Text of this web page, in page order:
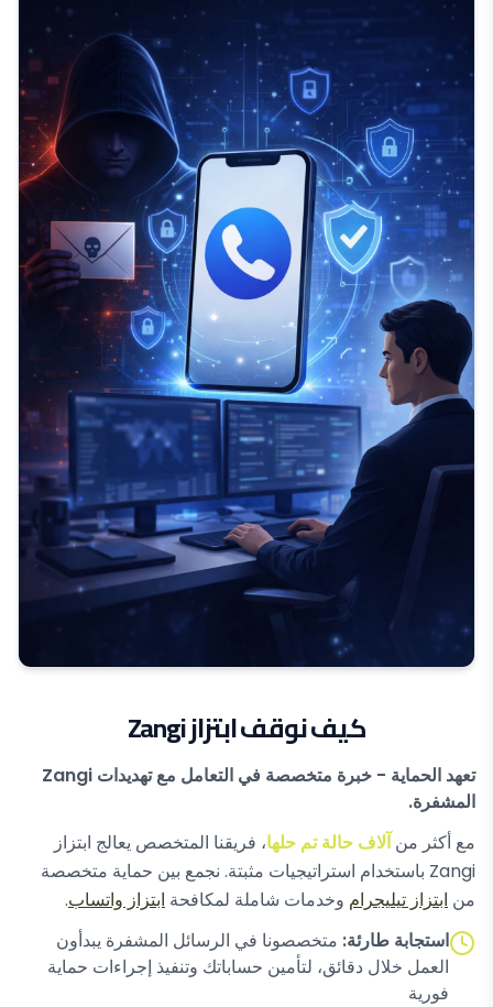
كيف نوقف ابتزاز Zangi
تعهد الحماية - خبرة متخصصة في التعامل مع تهديدات Zangi
المشفرة.
مع أكثر من آلاف حالة تم حلها، فريقنا المتخصص يعالج ابتزاز
Zangi باستخدام استراتيجيات مثبتة. نجمع بين حماية متخصصة
من ابتزاز تيليجرام وخدمات شاملة لمكافحة ابتزاز واتساب.
استجابة طارئة: متخصصونا في الرسائل المشفرة يبدأون
العمل خلال دقائق، لتأمين حساباتك وتنفيذ إجراءات حماية
فورية